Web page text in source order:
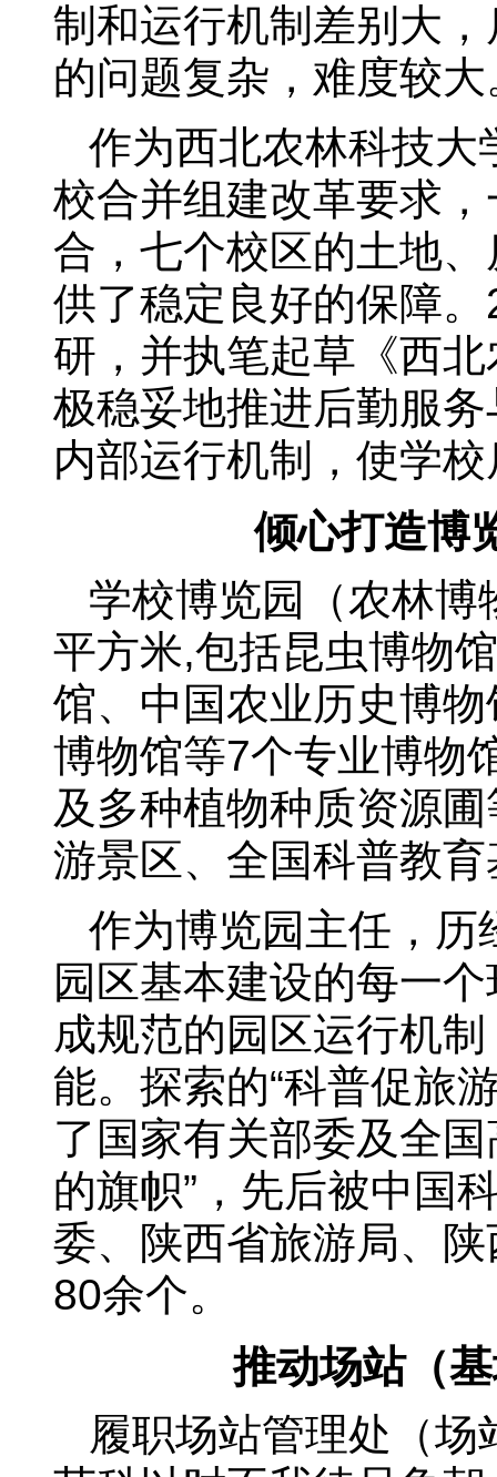
制和运行机制差别大
的问题复杂，难度较大
作为西北农林科技大
校合并组建改革要求
合，七个校区的土地
供了稳定良好的保障
研，并执笔起草《西
极稳妥地推进后勤服
内部运行机制，使学
倾心打造博
学校博览园（农林
平方米,包括昆虫博物
馆、中国农业历史博
博物馆等7个专业博物
及多种植物种质资源
游景区、全国科普教
作为博览园主任，历
园区基本建设的每一
成规范的园区运行机
能。探索的“科普促旅
了国家有关部委及全
的旗帜”，先后被中国
委、陕西省旅游局、
80余个。
推动场站（
履职场站管理处（